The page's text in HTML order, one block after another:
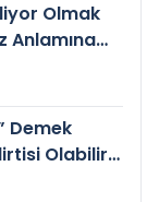
Olmak
Anlamına
Demek
Olabilir